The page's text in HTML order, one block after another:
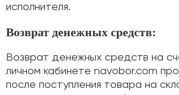
исполнителя.
Возврат денежных средств:
Возврат денежных средств на
личном кабинете navobor.com
после поступления товара на